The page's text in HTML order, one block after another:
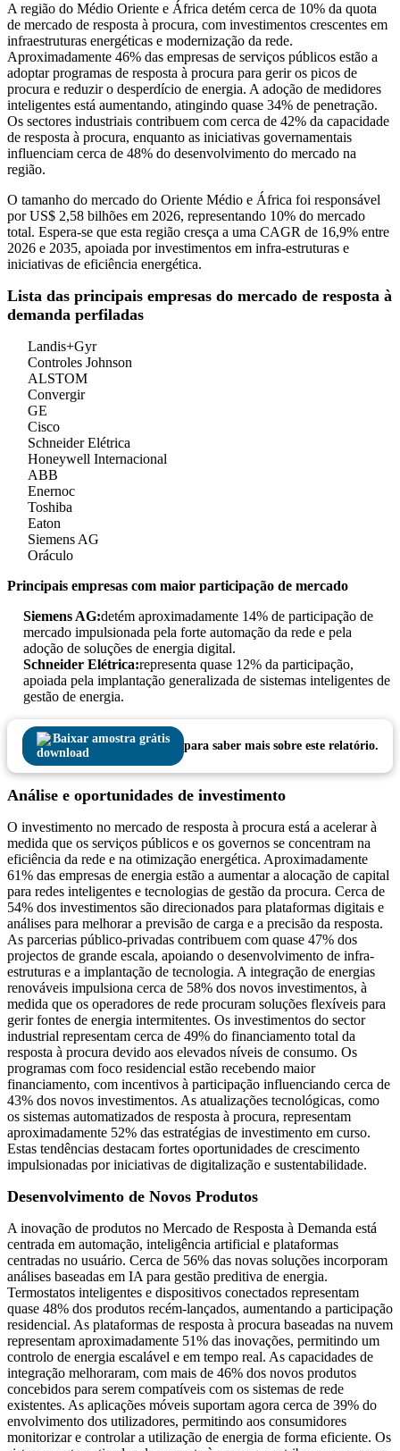
A região do Médio Oriente e África detém cerca de 10% da quota
de mercado de resposta à procura, com investimentos crescentes em
infraestruturas energéticas e modernização da rede.
Aproximadamente 46% das empresas de serviços públicos estão a
adoptar programas de resposta à procura para gerir os picos de
procura e reduzir o desperdício de energia. A adoção de medidores
inteligentes está aumentando, atingindo quase 34% de penetração.
Os sectores industriais contribuem com cerca de 42% da capacidade
de resposta à procura, enquanto as iniciativas governamentais
influenciam cerca de 48% do desenvolvimento do mercado na
região.
O tamanho do mercado do Oriente Médio e África foi responsável
por US$ 2,58 bilhões em 2026, representando 10% do mercado
total. Espera-se que esta região cresça a uma CAGR de 16,9% entre
2026 e 2035, apoiada por investimentos em infra-estruturas e
iniciativas de eficiência energética.
Lista das principais empresas do mercado de resposta à
demanda perfiladas
Landis+Gyr
Controles Johnson
ALSTOM
Convergir
GE
Cisco
Schneider Elétrica
Honeywell Internacional
ABB
Enernoc
Toshiba
Eaton
Siemens AG
Oráculo
Principais empresas com maior participação de mercado
Siemens AG:detém aproximadamente 14% de participação de
mercado impulsionada pela forte automação da rede e pela
adoção de soluções de energia digital.
Schneider Elétrica:representa quase 12% da participação,
apoiada pela implantação generalizada de sistemas inteligentes de
gestão de energia.
Baixar amostra grátis
para saber mais sobre este relatório.
Análise e oportunidades de investimento
O investimento no mercado de resposta à procura está a acelerar à
medida que os serviços públicos e os governos se concentram na
eficiência da rede e na otimização energética. Aproximadamente
61% das empresas de energia estão a aumentar a alocação de capital
para redes inteligentes e tecnologias de gestão da procura. Cerca de
54% dos investimentos são direcionados para plataformas digitais e
análises para melhorar a previsão de carga e a precisão da resposta.
As parcerias público-privadas contribuem com quase 47% dos
projectos de grande escala, apoiando o desenvolvimento de infra-
estruturas e a implantação de tecnologia. A integração de energias
renováveis ​​impulsiona cerca de 58% dos novos investimentos, à
medida que os operadores de rede procuram soluções flexíveis para
gerir fontes de energia intermitentes. Os investimentos do sector
industrial representam cerca de 49% do financiamento total da
resposta à procura devido aos elevados níveis de consumo. Os
programas com foco residencial estão recebendo maior
financiamento, com incentivos à participação influenciando cerca de
43% dos novos investimentos. As atualizações tecnológicas, como
os sistemas automatizados de resposta à procura, representam
aproximadamente 52% das estratégias de investimento em curso.
Estas tendências destacam fortes oportunidades de crescimento
impulsionadas por iniciativas de digitalização e sustentabilidade.
Desenvolvimento de Novos Produtos
A inovação de produtos no Mercado de Resposta à Demanda está
centrada em automação, inteligência artificial e plataformas
centradas no usuário. Cerca de 56% das novas soluções incorporam
análises baseadas em IA para gestão preditiva de energia.
Termostatos inteligentes e dispositivos conectados representam
quase 48% dos produtos recém-lançados, aumentando a participação
residencial. As plataformas de resposta à procura baseadas na nuvem
representam aproximadamente 51% das inovações, permitindo um
controlo de energia escalável e em tempo real. As capacidades de
integração melhoraram, com mais de 46% dos novos produtos
concebidos para serem compatíveis com os sistemas de rede
existentes. As aplicações móveis suportam agora cerca de 39% do
envolvimento dos utilizadores, permitindo aos consumidores
monitorizar e controlar a utilização de energia de forma eficiente. Os